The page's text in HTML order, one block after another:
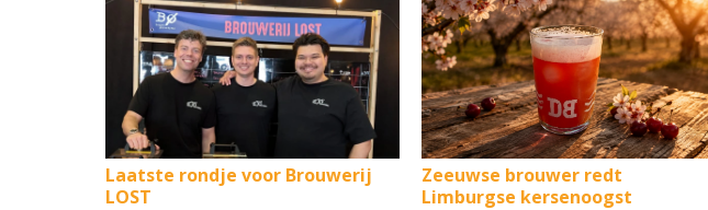
Laatste rondje voor Brouwerij
LOST
Zeeuwse brouwer redt
Limburgse kersenoogst